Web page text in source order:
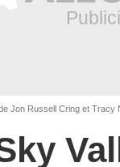
Jon Russell Cring et Tracy